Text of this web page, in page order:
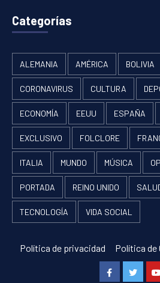
Categorías
ALEMANIA AMÉRICA BOLIVIA
CORONAVIRUS CULTURA
ECONOMÍA EEUU ESPAÑA
EXCLUSIVO FOLCLORE
ITALIA MUNDO MÚSICA
PORTADA REINO UNIDO
TECNOLOGÍA VIDA SOCIAL
Política de privacidad Política de
FacebookTwitter